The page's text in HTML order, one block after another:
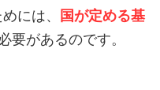
には、
国が定める基
要があるのです。